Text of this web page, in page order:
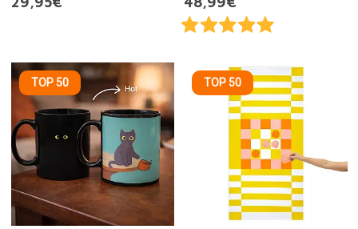
TOP 50 TOP 50